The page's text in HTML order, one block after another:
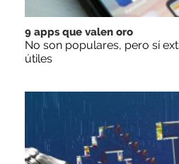
9 apps que valen oro
No son populares, pero sí
útiles